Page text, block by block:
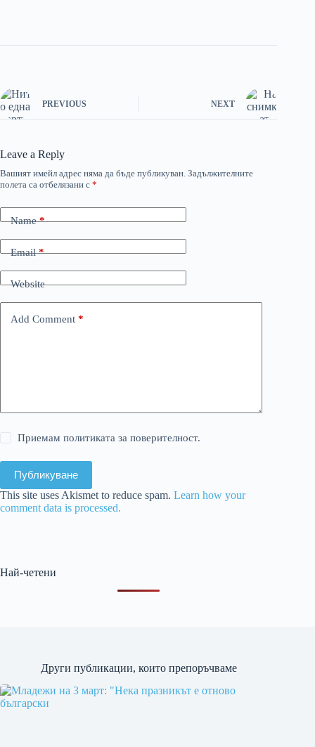
PREVIOUS NEXT
Leave a Reply
Вашият имейл адрес няма да бъде публикуван. Задължителните
полета са отбелязани с *
Name*
Email*
Website
Add Comment *
Приемам политиката за поверителност.
Публикуване
This site uses Akismet to reduce spam. Learn how your
comment data is processed.
Най-четени
Други публикации, които препоръчваме